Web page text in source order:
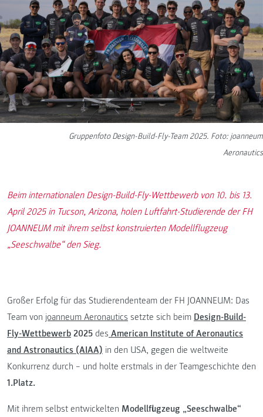
Gruppenfoto Design-Build-Fly-Team 2025. Foto: joanneum
Aeronautics
Beim internationalen Design-Build-Fly-Wettbewerb von 10. bis 13.
April 2025 in Tucson, Arizona, holen Luftfahrt-Studierende der FH
JOANNEUM mit ihrem selbst konstruierten Modellflugzeug
„Seeschwalbe“ den Sieg.
Großer Erfolg für das Studierendenteam der FH JOANNEUM: Das
Team von joanneum Aeronautics setzte sich beim Design-Build-
Fly-Wettbewerb 2025 des American Institute of Aeronautics
and Astronautics (AIAA) in den USA, gegen die weltweite
Konkurrenz durch – und holte erstmals in der Teamgeschichte den
1.Platz.
Mit ihrem selbst entwickelten Modellflugzeug „Seeschwalbe“